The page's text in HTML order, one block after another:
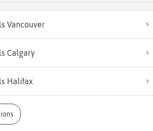
Vancouver
Calgary
Halifax